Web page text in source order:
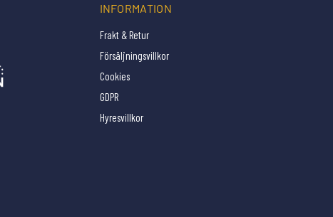
INFORMATION
Frakt & Retur
Försäljningsvillkor
Cookies
GDPR
Hyresvillkor